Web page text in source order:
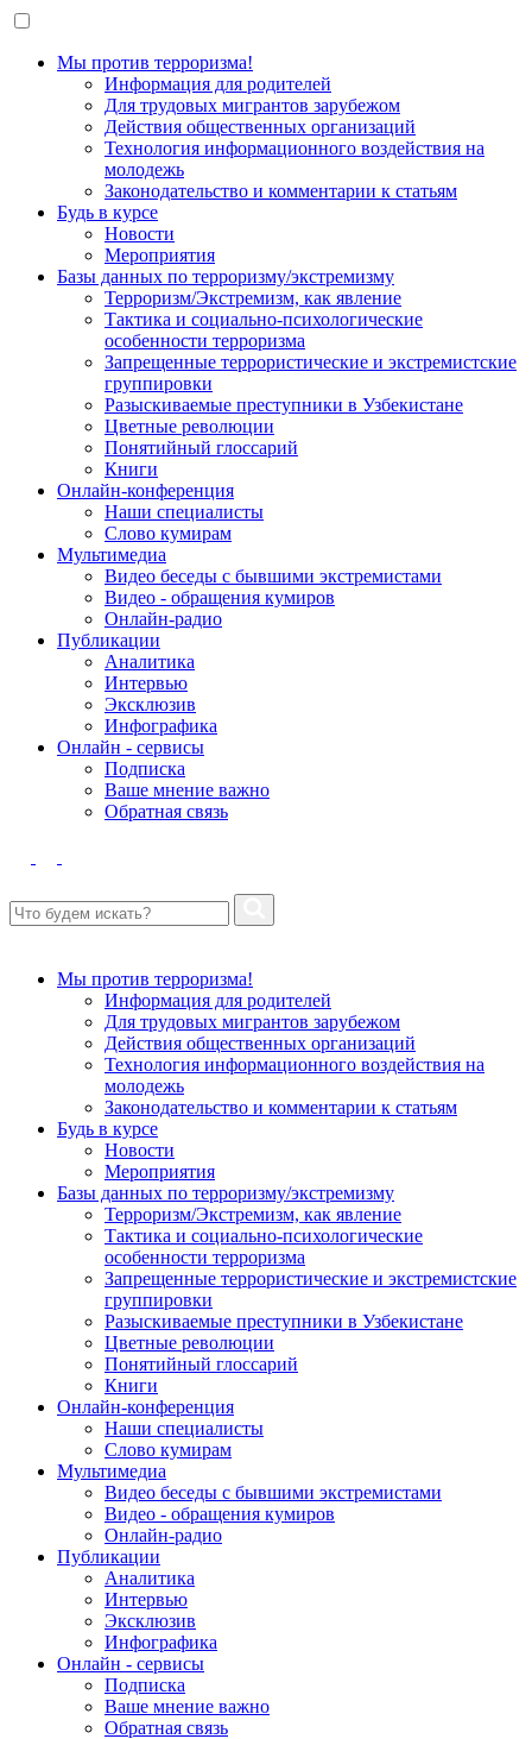
Мы против терроризма!
Информация для родителей
Для трудовых мигрантов зарубежом
Действия общественных организаций
Технология информационного воздействия на
молодежь
Законодательство и комментарии к статьям
Будь в курсе
Новости
Мероприятия
Базы данных по терроризму/экстремизму
Терроризм/Экстремизм, как явление
Тактика и социально-психологические
особенности терроризма
Запрещенные террористические и экстремистские
группировки
Разыскиваемые преступники в Узбекистане
Цветные революции
Понятийный глоссарий
Книги
Онлайн-конференция
Наши специалисты
Слово кумирам
Мультимедиа
Видео беседы с бывшими экстремистами
Видео - обращения кумиров
Онлайн-радио
Публикации
Аналитика
Интервью
Эксклюзив
Инфографика
Онлайн - сервисы
Подписка
Ваше мнение важно
Обратная связь
Мы против терроризма!
Информация для родителей
Для трудовых мигрантов зарубежом
Действия общественных организаций
Технология информационного воздействия на
молодежь
Законодательство и комментарии к статьям
Будь в курсе
Новости
Мероприятия
Базы данных по терроризму/экстремизму
Терроризм/Экстремизм, как явление
Тактика и социально-психологические
особенности терроризма
Запрещенные террористические и экстремистские
группировки
Разыскиваемые преступники в Узбекистане
Цветные революции
Понятийный глоссарий
Книги
Онлайн-конференция
Наши специалисты
Слово кумирам
Мультимедиа
Видео беседы с бывшими экстремистами
Видео - обращения кумиров
Онлайн-радио
Публикации
Аналитика
Интервью
Эксклюзив
Инфографика
Онлайн - сервисы
Подписка
Ваше мнение важно
Обратная связь